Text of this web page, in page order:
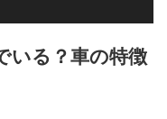
いる？車の特徴